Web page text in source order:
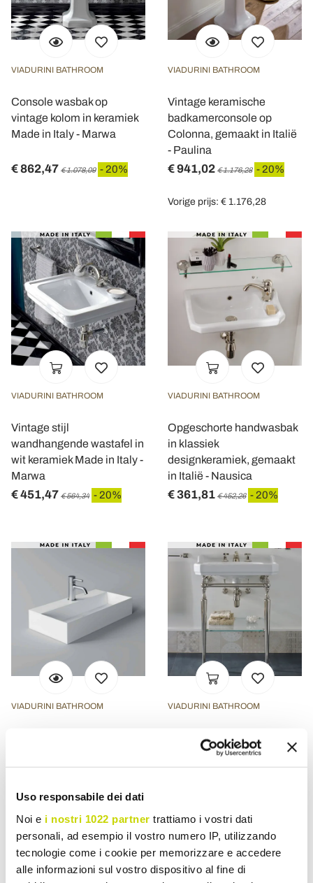
Uso responsabile dei dati
Noi e i nostri 1022 partner trattiamo i vostri dati
personali, ad esempio il vostro numero IP, utilizzando
tecnologie come i cookie per memorizzare e accedere
alle informazioni sul vostro dispositivo al fine di
VIADURINI BATHROOM
Console wasbak op
vintage kolom in keramiek
Made in Italy - Marwa
€ 862,47 € 1.078,09 - 20%
VIADURINI BATHROOM
Vintage keramische
badkamerconsole op
Colonna, gemaakt in Italië
- Paulina
€ 941,02 € 1.176,28 - 20%
Vorige prijs: € 1.176,28
VIADURINI BATHROOM
Vintage stijl
wandhangende wastafel in
wit keramiek Made in Italy -
Marwa
€ 451,47 € 564,34 - 20%
VIADURINI BATHROOM
Opgeschorte handwasbak
in klassiek
designkeramiek, gemaakt
in Italië - Nausica
€ 361,81 € 452,26 - 20%
VIADURINI BATHROOM
wastafel 60x30 cm in
€ 735,52
VIADURINI BATHROOM
65 cm keramische
badkamerconsole met
metalen voeten Gemaakt